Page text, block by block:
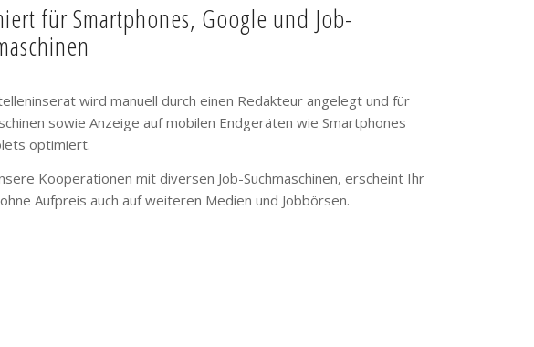
für Smartphones, Google und Job-
wird manuell durch einen Redakteur angelegt und für
sowie Anzeige auf mobilen Endgeräten wie Smartphones
optimiert.
Kooperationen mit diversen Job-Suchmaschinen, erscheint Ihr
Aufpreis auch auf weiteren Medien und Jobbörsen.